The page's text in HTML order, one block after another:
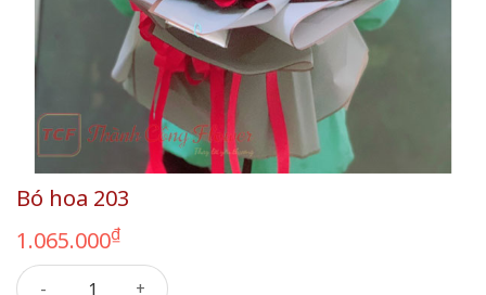
Bó hoa 203
1.065.000₫
Bó hoa 203 số lượng